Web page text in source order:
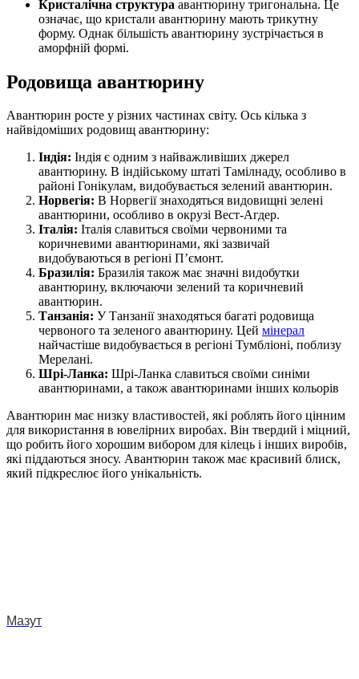
Кристалічна структура авантюрину тригональна. Це
означає, що кристали авантюрину мають трикутну
форму. Однак більшість авантюрину зустрічається в
аморфній формі.
Родовища авантюрину
Авантюрин росте у різних частинах світу. Ось кілька з
найвідоміших родовищ авантюрину:
Індія: Індія є одним з найважливіших джерел
авантюрину. В індійському штаті Тамілнаду, особливо в
районі Гонікулам, видобувається зелений авантюрин.
Норвегія: В Норвегії знаходяться видовищні зелені
авантюрини, особливо в окрузі Вест-Агдер.
Італія: Італія славиться своїми червоними та
коричневими авантюринами, які зазвичай
видобуваються в регіоні П’ємонт.
Бразилія: Бразилія також має значні видобутки
авантюрину, включаючи зелений та коричневий
авантюрин.
Танзанія: У Танзанії знаходяться багаті родовища
червоного та зеленого авантюрину. Цей мінерал
найчастіше видобувається в регіоні Тумбліоні, поблизу
Мерелані.
Шрі-Ланка: Шрі-Ланка славиться своїми синіми
авантюринами, а також авантюринами інших кольорів
Авантюрин має низку властивостей, які роблять його цінним
для використання в ювелірних виробах. Він твердий і міцний,
що робить його хорошим вибором для кілець і інших виробів,
які піддаються зносу. Авантюрин також має красивий блиск,
який підкреслює його унікальність.
Мазут